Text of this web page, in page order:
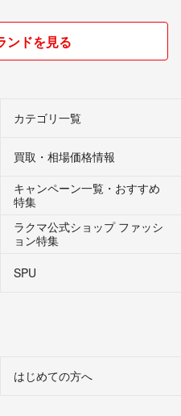
ンドを見る
カテゴリ一覧
買取・相場価格情報
キャンペーン一覧・おすすめ
特集
ラクマ公式ショップ ファッシ
ョン特集
SPU
はじめての方へ